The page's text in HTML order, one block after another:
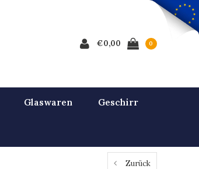
€0,00 0
Glaswaren Geschirr
Zurück